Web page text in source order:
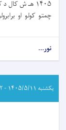
۱۴۰۵ هـ ش کال د
چمتو کولو او
نور...
داوطلبۍ
یکشنبه ۱۴۰۵/۵/۱۱ - ۱۴:۲